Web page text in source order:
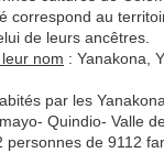
correspond au
de leurs ancêtres.
nom : Yanakona,
par les
Quindio- Valle
personnes de 9112